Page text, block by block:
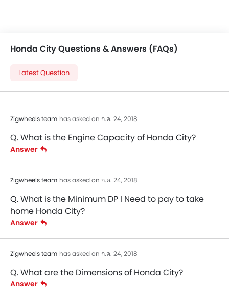
Honda City Questions & Answers (FAQs)
Latest Question
Zigwheels team has asked on ก.ค. 24, 2018
Q. What is the Engine Capacity of Honda City?
Answer
Zigwheels team has asked on ก.ค. 24, 2018
Q. What is the Minimum DP I Need to pay to take
home Honda City?
Answer
Zigwheels team has asked on ก.ค. 24, 2018
Q. What are the Dimensions of Honda City?
Answer